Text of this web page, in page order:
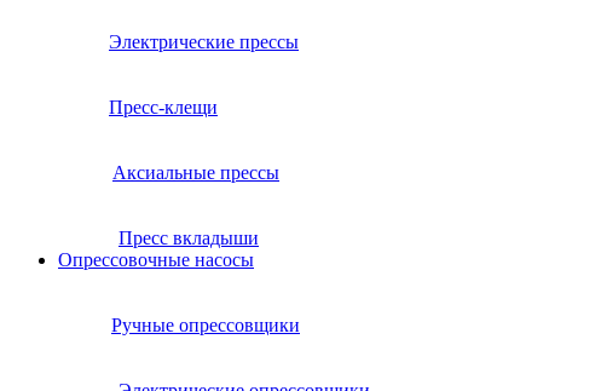
Электрические прессы
Пресс-клещи
Аксиальные прессы
Пресс вкладыши
Опрессовочные насосы
Ручные опрессовщики